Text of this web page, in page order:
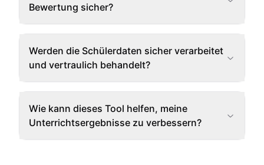
Bewertung sicher?
Werden die Schülerdaten sicher verarbeitet
und vertraulich behandelt?
Wie kann dieses Tool helfen, meine
Unterrichtsergebnisse zu verbessern?